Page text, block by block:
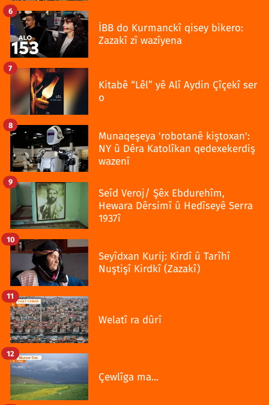
İBB do Kurmanckî qisey bikero:
Zazakî zî wazîyena
6
Kitabê “Lêl” yê Alî Aydin Çîçekî ser
o
7
Munaqeşeya 'robotanê kiştoxan':
NY û Dêra Katolîkan qedexekerdiş
wazenî
8
Seîd Veroj/ Şêx Ebdurehîm,
Hewara Dêrsimî û Hedîseyê Serra
1937î
9
Seyîdxan Kurij: Kirdî û Tarîhî
Nuştişî Kirdkî (Zazakî)
10
Welatî ra dûrî
11
Çewlîga ma...
12